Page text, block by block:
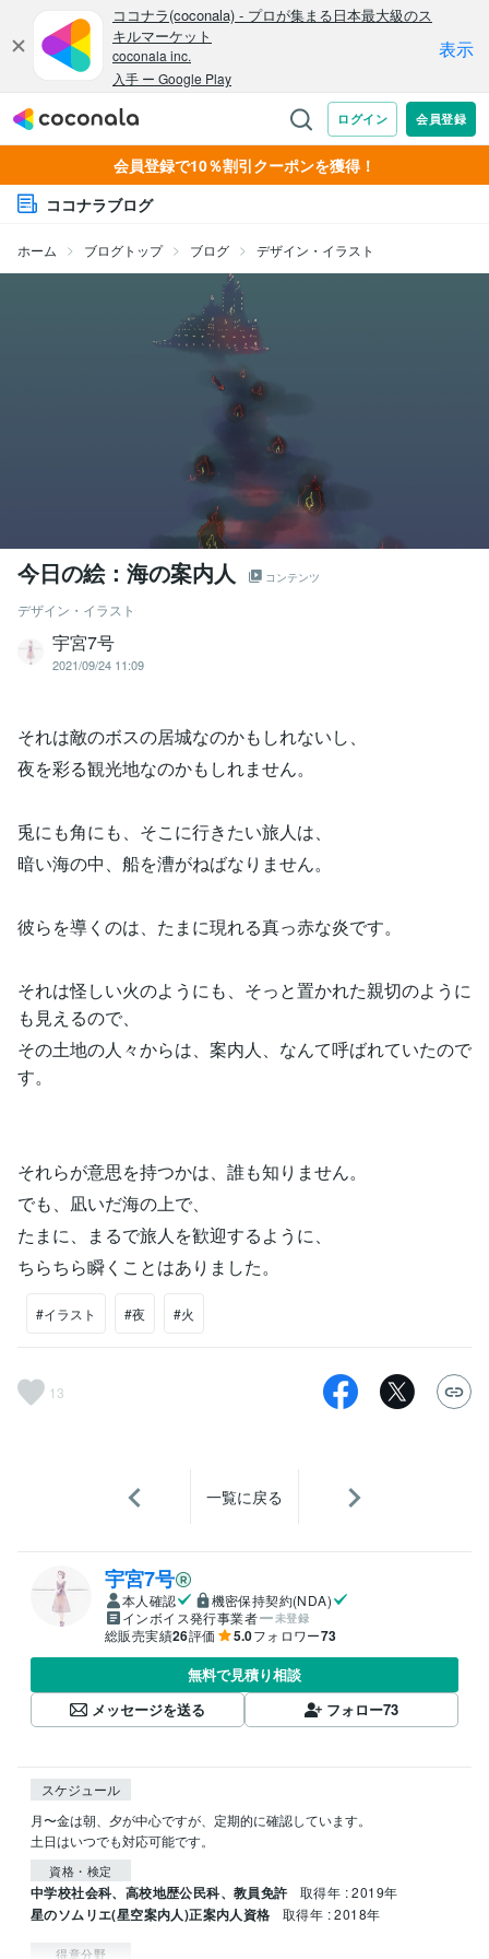
会員登録で10％割引クーポンを獲得！
ココナラブログ
ホーム ブログトップ ブログ デザイン・イラスト
今日の絵：海の案内人 コンテンツ
デザイン・イラスト
宇宮7号
2021/09/24 11:09
それは敵のボスの居城なのかもしれないし、
夜を彩る観光地なのかもしれません。
兎にも角にも、そこに行きたい旅人は、
暗い海の中、船を漕がねばなりません。
彼らを導くのは、たまに現れる真っ赤な炎です。
それは怪しい火のようにも、そっと置かれた親切のように
も見えるので、
その土地の人々からは、案内人、なんて呼ばれていたので
す。
それらが意思を持つかは、誰も知りません。
でも、凪いだ海の上で、
たまに、まるで旅人を歓迎するように、
ちらちら瞬くことはありました。
#イラスト #夜 #火
13
一覧に戻る
宇宮7号
本人確認
機密保持契約(NDA)
インボイス発行事業者
未登録
総販売実績26評価 5.0フォロワー73
無料で見積り相談
メッセージを送る
フォロー73
スケジュール
月〜金は朝、夕が中心ですが、定期的に確認しています。
資格・検定
中学校社会科、高校地歴公民科、教員免許 取得年 : 2019年
星のソムリエ(星空案内人)正案内人資格 取得年 : 2018年
得意分野